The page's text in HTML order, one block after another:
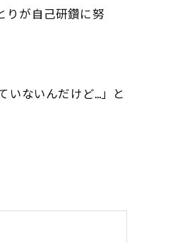
りが自己研鑽に努
いないんだけど…」と